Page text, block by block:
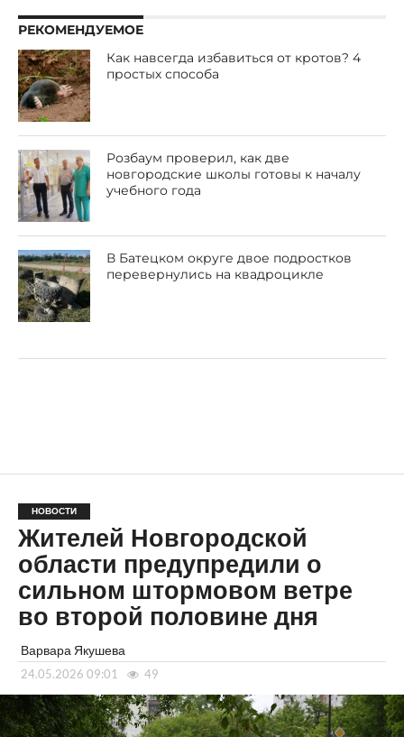
РЕКОМЕНДУЕМОЕ
Как навсегда избавиться от кротов? 4
простых способа
Розбаум проверил, как две
новгородские школы готовы к началу
учебного года
В Батецком округе двое подростков
перевернулись на квадроцикле
НОВОСТИ
Жителей Новгородской
области предупредили о
сильном штормовом ветре
во второй половине дня
Варвара Якушева
24.05.2026 09:01 49